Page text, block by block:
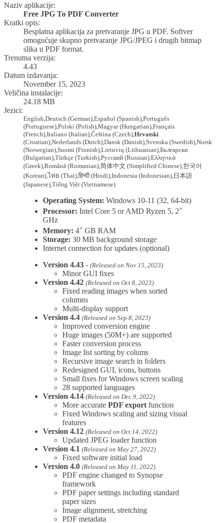
Naziv aplikacije:
Free JPG To PDF Converter
Kratki opis:
Besplatna aplikacija za pretvaranje JPG u PDF. Softver
omogućuje skupno pretvaranje JPG/JPEG i drugih bitmap
slika u PDF format.
Trenutna verzija:
4.43
Datum izdavanja:
November 15, 2023
Veličina instalacije:
24.18 MB
Jezici:
English, Deutsch (German) Español (Spanish) Português
(Portuguese) Polski (Polish) Magyar(Hungarian) Français
(French) Italiano (Italian) Čeština (Czech) Hrvatski
(Croatian), Nederlands (Dutch) Dansk (Danish) Svenska (Swedish) Norsk
(Norwegian) Suomi (Finnish) Lietuvių (Lithuanian) Български
(Bulgarian) Türkçe (Turkish) Русский (Russian) Ελληνικά
(Greek) Română (Romanian) 简体中文 (Simplified Chinese) 한국어
(Korean),ไทย (Thai) हिन्दी (Hindi) Indonesia (Indonesian) 日本語
(Japanese) Tiếng Việt (Vietnamese)
Operating System: Windows 10-11 (32, 64-bit)
Processor: Intel Core 5 or AMD Ryzen 5, 2+
GHz
Memory: 4+ GB RAM
Storage: 30 MB background storage
Internet connection for updates (optional)
Version 4.43 - (Released on Nov 15, 2023)
Minor GUI fixes
Version 4.42 (Released on Oct 8, 2023)
Fixed reading images when sorted
columns
Multi-display support
Version 4.4 (Released on Sep 8, 2023)
Improved conversion engine
Huge images (50M+) are supported
Faster conversion process
Image list sorting by colums
Recursive image search in folders
Redesigned GUI, icons, buttons
Small fixes for Windows screen scaling
28 supported languages
Version 4.14 (Released on Dec 9, 2022)
More accurate PDF export function
Fixed Windows scaling and sizing visual
features
Version 4.12 (Released on Oct 14, 2022)
Updated JPEG loader function
Version 4.1 (Released on May 27, 2022)
Fixed software initial load
Version 4.0 (Released on May 11, 2022)
PDF engine changed to Synopse
framework
PDF paper settings including standard
paper sizes
Image alignment, stretching
PDF metadata